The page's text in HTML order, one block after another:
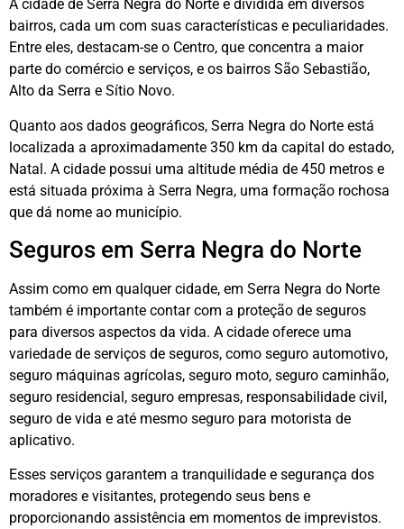
A cidade de Serra Negra do Norte é dividida em diversos
bairros, cada um com suas características e peculiaridades.
Entre eles, destacam-se o Centro, que concentra a maior
parte do comércio e serviços, e os bairros São Sebastião,
Alto da Serra e Sítio Novo.
Quanto aos dados geográficos, Serra Negra do Norte está
localizada a aproximadamente 350 km da capital do estado,
Natal. A cidade possui uma altitude média de 450 metros e
está situada próxima à Serra Negra, uma formação rochosa
que dá nome ao município.
Seguros em Serra Negra do Norte
Assim como em qualquer cidade, em Serra Negra do Norte
também é importante contar com a proteção de seguros
para diversos aspectos da vida. A cidade oferece uma
variedade de serviços de seguros, como seguro automotivo,
seguro máquinas agrícolas, seguro moto, seguro caminhão,
seguro residencial, seguro empresas, responsabilidade civil,
seguro de vida e até mesmo seguro para motorista de
aplicativo.
Esses serviços garantem a tranquilidade e segurança dos
moradores e visitantes, protegendo seus bens e
proporcionando assistência em momentos de imprevistos.